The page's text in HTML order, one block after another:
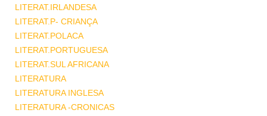
LITERAT.IRLANDESA
LITERAT.P- CRIANÇA
LITERAT.POLACA
LITERAT.PORTUGUESA
LITERAT.SUL AFRICANA
LITERATURA
LITERATURA INGLESA
LITERATURA -CRONICAS